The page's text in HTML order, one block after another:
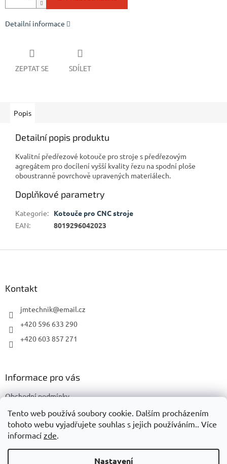
Tento web používá soubory cookie. Dalším procházením
tohoto webu vyjadřujete souhlas s jejich používáním.. Více
informací zde.
Nastavení
Detailní informace
ZEPTAT SE SDÍLET
Popis
Detailní popis produktu
Kvalitní předřezové kotouče pro stroje s předřezovým
agregátem pro docílení vyšší kvality řezu na spodní ploše
oboustranně povrchově upravených materiálech.
Doplňkové parametry
Kategorie:
Kotouče pro CNC stroje
EAN: 8019296042023
Kontakt
jmtechnik@email.cz
+420 596 633 290
+420 603 857 271
Informace pro vás
Obchodní podmínky
Podmínky ochrany osobních údajů